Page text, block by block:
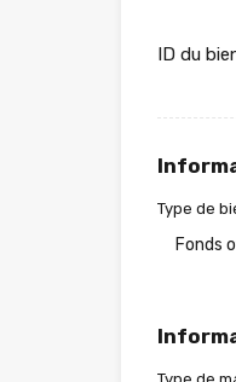
ID du
Type de
Fonds